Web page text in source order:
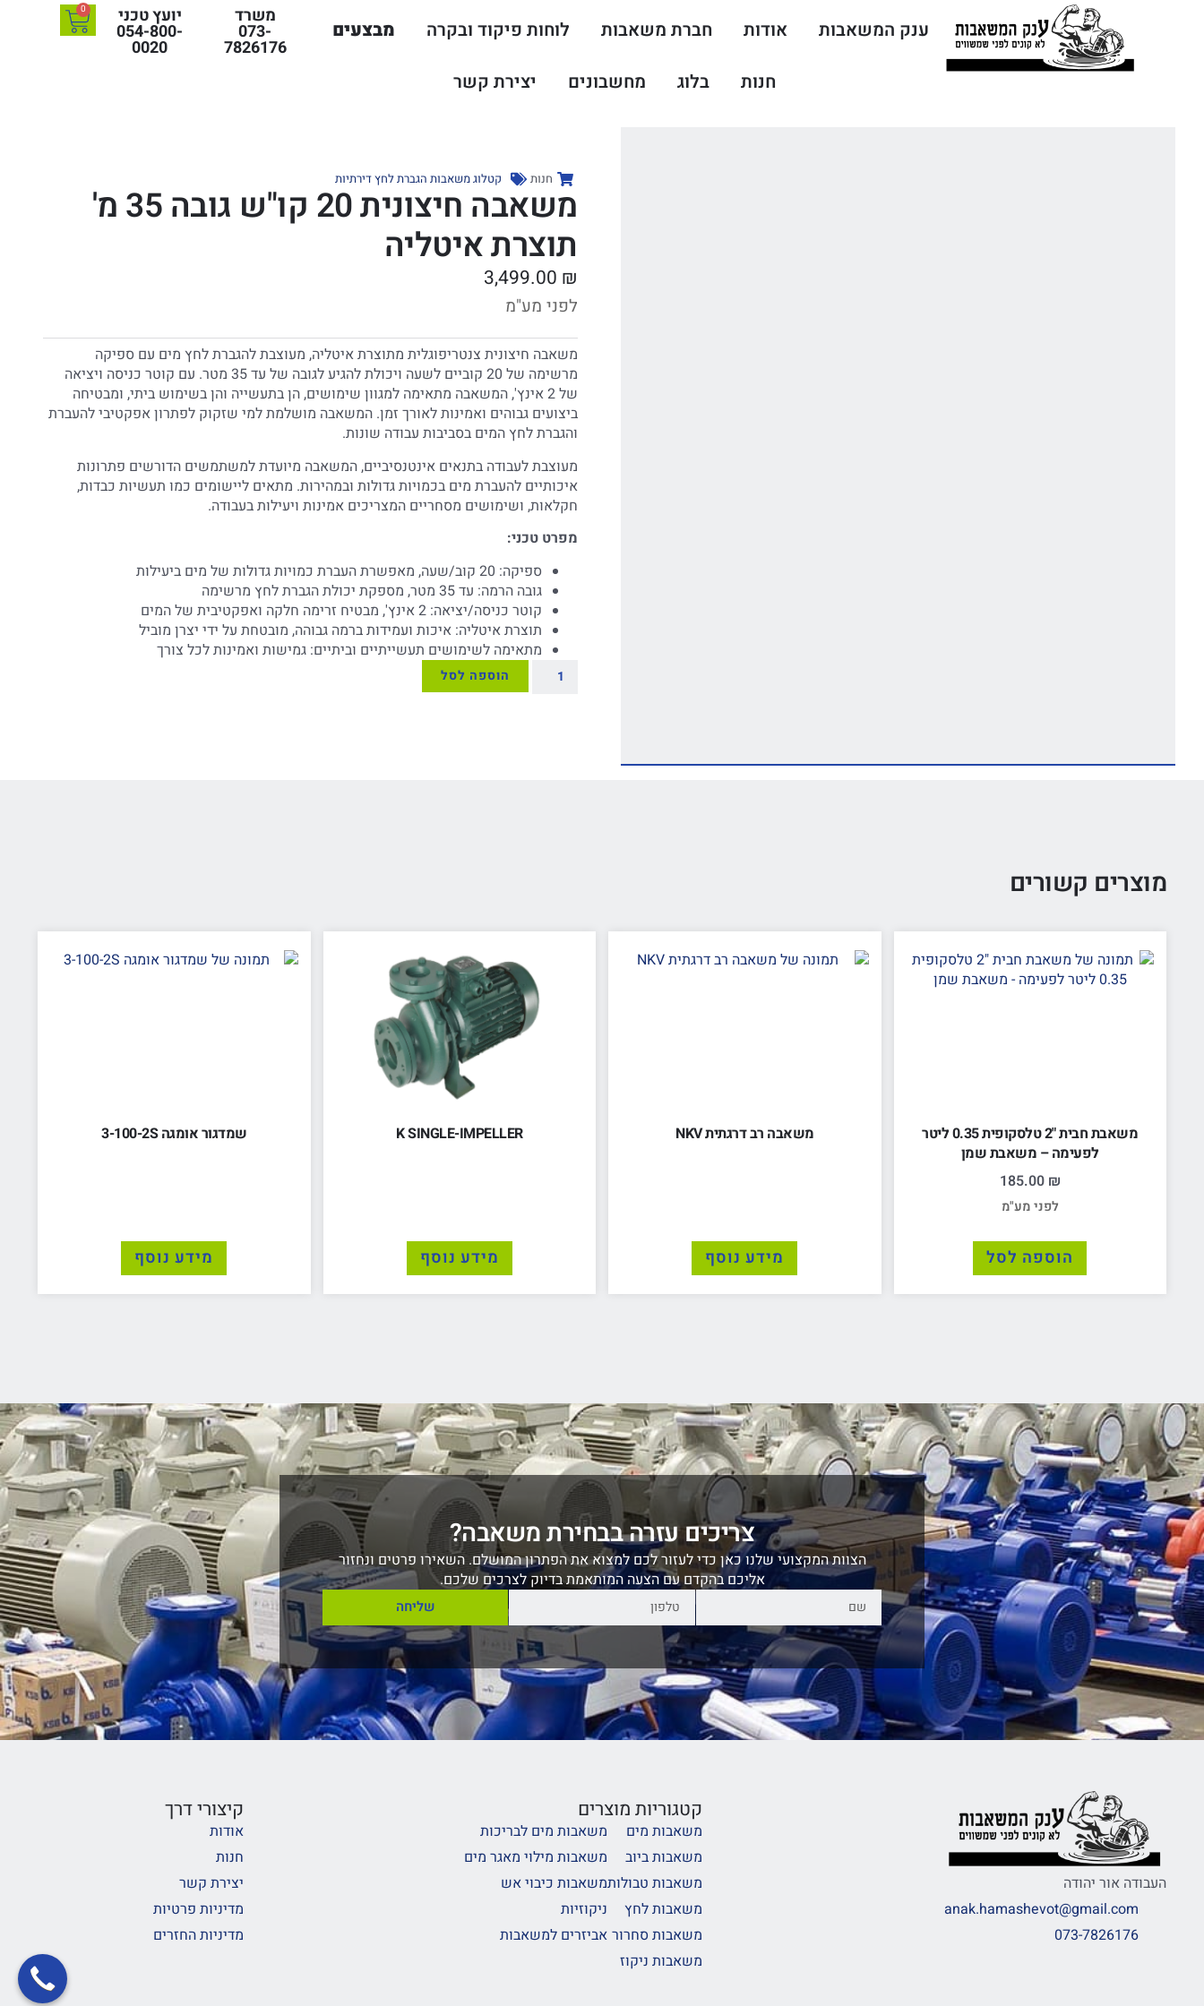
ענק המשאבות אודות חברת משאבות לוחות פיקוד ובקרה
מבצעים
חנות
בלוג מחשבונים יצירת קשר
משרד
073-
7826176
יועץ טכני
054-800-
0020
0
חנות קטלוג משאבות הגברת לחץ דירתיות
משאבה חיצונית 20 קו"ש גובה 35 מ'
תוצרת איטליה
3,499.00 ₪
לפני מע"מ
משאבה חיצונית צנטריפוגלית מתוצרת איטליה, מעוצבת להגברת לחץ מים עם ספיקה
מרשימה של 20 קוביים לשעה ויכולת להגיע לגובה של עד 35 מטר. עם קוטר כניסה ויציאה
של 2 אינץ', המשאבה מתאימה למגוון שימושים, הן בתעשייה והן בשימוש ביתי, ומבטיחה
ביצועים גבוהים ואמינות לאורך זמן. המשאבה מושלמת למי שזקוק לפתרון אפקטיבי להעברת
והגברת לחץ המים בסביבות עבודה שונות.
מעוצבת לעבודה בתנאים אינטנסיביים, המשאבה מיועדת למשתמשים הדורשים פתרונות
איכותיים להעברת מים בכמויות גדולות ובמהירות. מתאים ליישומים כמו תעשיות כבדות,
חקלאות, ושימושים מסחריים המצריכים אמינות ויעילות בעבודה.
מפרט טכני:
ספיקה: 20 קוב/שעה, מאפשרת העברת כמויות גדולות של מים ביעילות
גובה הרמה: עד 35 מטר, מספקת יכולת הגברת לחץ מרשימה
קוטר כניסה/יציאה: 2 אינץ', מבטיח זרימה חלקה ואפקטיבית של המים
תוצרת איטליה: איכות ועמידות ברמה גבוהה, מובטחת על ידי יצרן מוביל
מתאימה לשימושים תעשייתיים וביתיים: גמישות ואמינות לכל צורך
הוספה לסל
מוצרים קשורים
משאבת חבית "2 טלסקופית 0.35 ליטר
לפעימה – משאבת שמן
185.00 ₪
לפני מע"מ
הוספה לסל
משאבה רב דרגתית NKV
מידע נוסף
K SINGLE-IMPELLER
מידע נוסף
שמדגור אומגה 3-100-2S
מידע נוסף
צריכים עזרה בבחירת משאבה?
הצוות המקצועי שלנו כאן כדי לעזור לכם למצוא את הפתרון המושלם. השאירו פרטים ונחזור
אליכם בהקדם עם הצעה המותאמת בדיוק לצרכים שלכם.
שליחה
העבודה אור יהודה
anak.hamashevot@gmail.com
073-7826176
קטגוריות מוצרים
משאבות מים
משאבות ביוב
משאבות טבולות
משאבות לחץ
משאבות סחרור
משאבות ניקוז
משאבות מים לבריכות
משאבות מילוי מאגר מים
משאבות כיבוי אש
ניקוזיות
אביזרים למשאבות
קיצורי דרך
אודות
חנות
יצירת קשר
מדיניות פרטיות
מדיניות החזרים